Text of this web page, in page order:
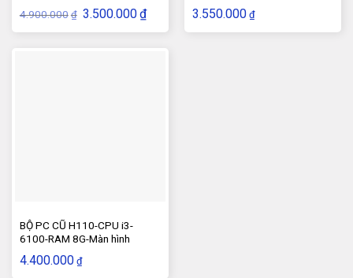
4.900.000 ₫ Giá
gốc
là:
3.500.000₫Giá
hiện
tại
3.550.000 ₫
BỘ PC CŨ H110-CPU i3-
6100-RAM 8G-Màn hình
4.400.000 ₫